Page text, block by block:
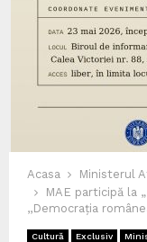
Acasa
Ministerul
MAE participă la
,,Democrația
Cultură Exclusiv